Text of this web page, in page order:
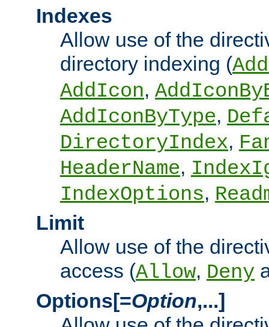
Indexes
Allow use of the
directory indexing (
AddIcon,
AddIconByType,
DirectoryIndex,
HeaderName,
IndexOptions,
Limit
Allow use of the
access (Allow, Deny
Options[=Option,...]